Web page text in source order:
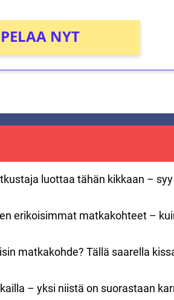
PELAA NYT
luottaa tähän kikkaan –
erikoisimmat matkakohteet –
matkakohde? Tällä saarella
– yksi niistä on suorastaan